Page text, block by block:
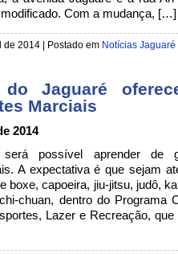
Com a mudança, […]
de 2014 | Postado em Notícias Jaguaré
Jaguaré
Marciais
2014
possível aprender de
A expectativa é que sejam
boxe, capoeira, jiu-jitsu, judô,
chuan, dentro do Programa
Lazer e Recreação,